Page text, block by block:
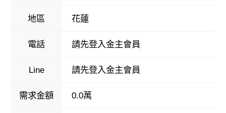
地區 花蓮
電話 請先登入金主會員
Line 請先登入金主會員
需求金額 0.0萬